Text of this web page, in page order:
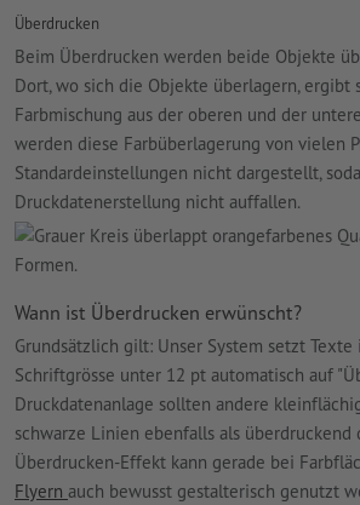
Überdrucken
Beim Überdrucken werden beide Objekte
Dort, wo sich die Objekte überlagern, ergibt
Farbmischung aus der oberen und der
werden diese Farbüberlagerung von vielen
Standardeinstellungen nicht dargestellt,
Druckdatenerstellung nicht auffallen.
Wann ist Überdrucken erwünscht?
Grundsätzlich gilt: Unser System setzt
Schriftgrösse unter 12 pt automatisch auf
Druckdatenanlage sollten andere
schwarze Linien ebenfalls als
Überdrucken-Effekt kann gerade bei
Flyern auch bewusst gestalterisch genutzt